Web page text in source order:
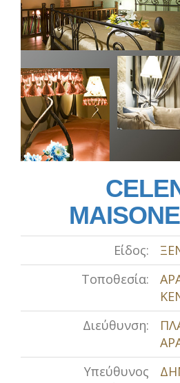
Είδος:
Τοποθεσία:
Διεύθυνση:
Υπεύθυνος